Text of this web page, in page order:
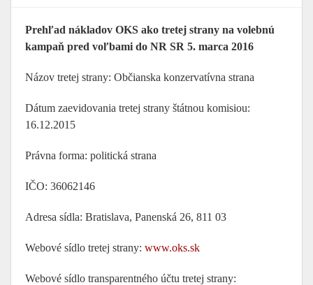
Prehľad nákladov OKS ako tretej strany na volebnú
kampaň pred voľbami do NR SR 5. marca 2016
Názov tretej strany: Občianska konzervatívna strana
Dátum zaevidovania tretej strany štátnou komisiou:
16.12.2015
Právna forma: politická strana
IČO: 36062146
Adresa sídla: Bratislava, Panenská 26, 811 03
Webové sídlo tretej strany: www.oks.sk
Webové sídlo transparentného účtu tretej strany: